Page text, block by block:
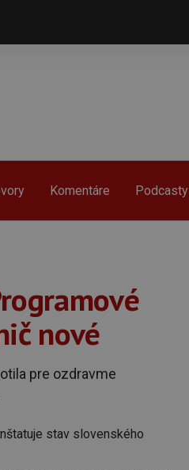
Komentáre Podcasty
nové
pre ozdravme